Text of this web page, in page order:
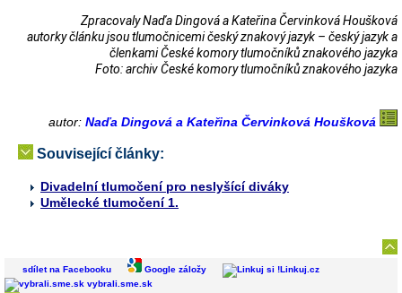
Zpracovaly Naďa Dingová a Kateřina Červinková Houšková
autorky článku jsou tlumočnicemi český znakový jazyk – český jazyk a
členkami České komory tlumočníků znakového jazyka
Foto: archiv České komory tlumočníků znakového jazyka
autor: Naďa Dingová a Kateřina Červinková Houšková
Související články:
Divadelní tlumočení pro neslyšící diváky
Umělecké tlumočení 1.
sdílet na Facebooku Google záložy
Linkuj.cz
vybrali.sme.sk